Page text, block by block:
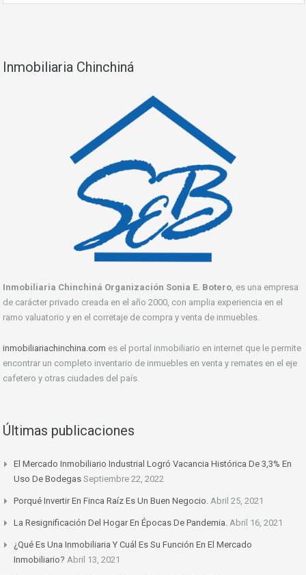
Inmobiliaria Chinchiná
Inmobiliaria Chinchiná Organización Sonia E. Botero , es una empresa
de carácter privado creada en el año 2000, con amplia experiencia en el
ramo valuatorio y en el corretaje de compra y venta de inmuebles.
inmobiliariachinchina.com es el portal inmobiliario en internet que le permite
encontrar un completo inventario de inmuebles en venta y remates en el eje
cafetero y otras ciudades del país.
Últimas publicaciones
El Mercado Inmobiliario Industrial Logró Vacancia Histórica De 3,3% En
Uso De Bodegas Septiembre 22, 2022
Porqué Invertir En Finca Raíz Es Un Buen Negocio. Abril 25, 2021
La Resignificación Del Hogar En Épocas De Pandemia. Abril 16, 2021
¿Qué Es Una Inmobiliaria Y Cuál Es Su Función En El Mercado
Inmobiliario? Abril 13, 2021